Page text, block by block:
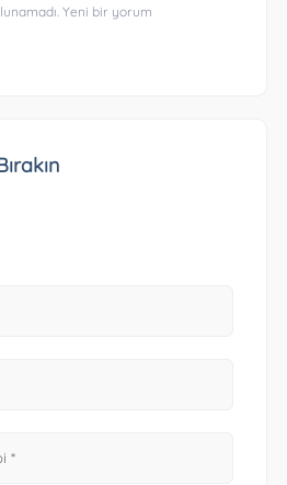
Yeni bir yorum